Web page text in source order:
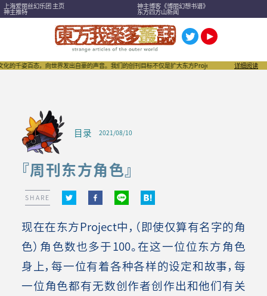
上海爱丽丝幻乐团 主页 神主博客《博丽幻想书谱》
神主推特 东方四方山新闻
百态，向世界发出自豪的声音。我们的创刊目标不仅是扩大东方Project，也希望成为刺激“同
详细阅读
目录 2021/08/10
『周刊东方角色』
SHARE
现在在东方Project中，（即使仅算有名字的角
色）角色数也多于100。在这一位位东方角色
身上，每一位有着各种各样的设定和故事，每
一位角色都有无数创作者创作出和他们有关